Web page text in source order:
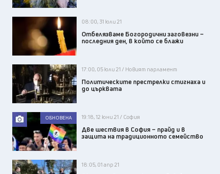
08:00, 31 юли 21
Отбелязваме Богородични заговезни –
последния ден, в който се блажи
17:00, 05 юли 21 / Новият парламент
Политическите престрелки стигнаха и
до църквата
ОБНОВЕНА 19:18, 12 юни 21 / София
Две шествия в София – прайд и в
защита на традиционното семейство
18:05, 01 апр 21